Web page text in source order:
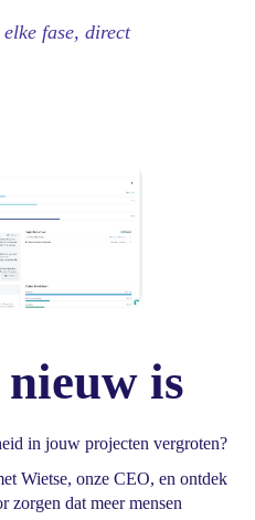
fase, direct
is
in jouw projecten vergroten?
Wietse, onze CEO, en ontdek
zorgen dat meer mensen